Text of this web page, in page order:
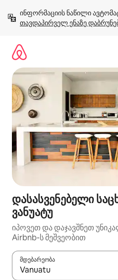
გადასვლა
თავდაპირველ ენაზე
დასასვენებელი
ვანუატუ
იპოვეთ და დაჯავშნეთ
Airbnb-ს მეშვეობით
მდებარეობა
როცა შედეგები